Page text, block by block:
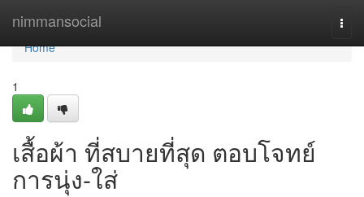
nimmansocial
Home
Home
1
เสื้อผ้า ที่สบายที่สุด ตอบโจทย์
การนุ่ง-ใส่